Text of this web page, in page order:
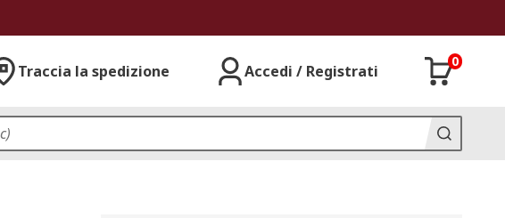
Traccia la spedizione Accedi / Registrati
0